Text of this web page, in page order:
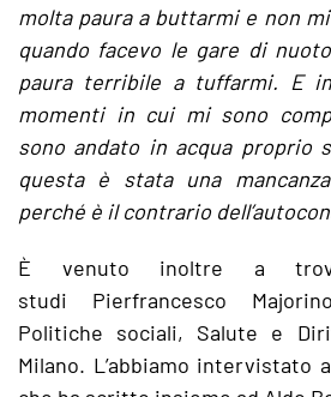
molta paura a buttarmi e non
quando facevo le gare di
paura terribile a tuffarmi. E
momenti in cui mi sono
sono andato in acqua proprio
questa è stata una
perché è il contrario
È venuto inoltre a
studi Pierfrancesco
Politiche sociali, Salute e
Milano. L’abbiamo intervistato